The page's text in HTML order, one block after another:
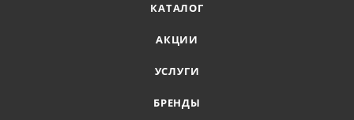
КАТАЛОГ
АКЦИИ
УСЛУГИ
БРЕНДЫ